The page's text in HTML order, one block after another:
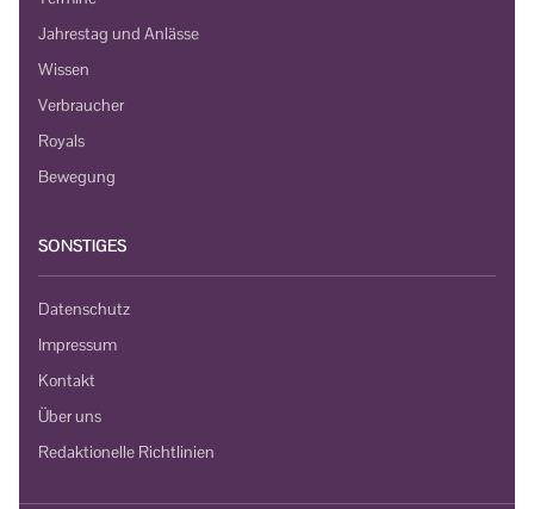
Jahrestag und Anlässe
Wissen
Verbraucher
Royals
Bewegung
SONSTIGES
Datenschutz
Impressum
Kontakt
Über uns
Redaktionelle Richtlinien